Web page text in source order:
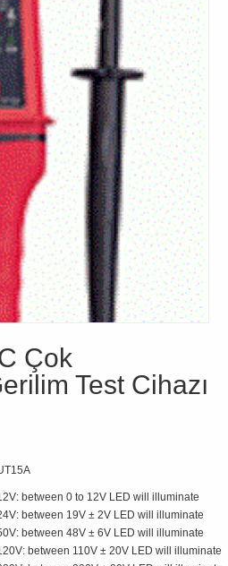
Çok
Test Cihazı
between 0 to 12V LED will illuminate
between 19V ± 2V LED will illuminate
between 48V ± 6V LED will illuminate
between 110V ± 20V LED will illuminate